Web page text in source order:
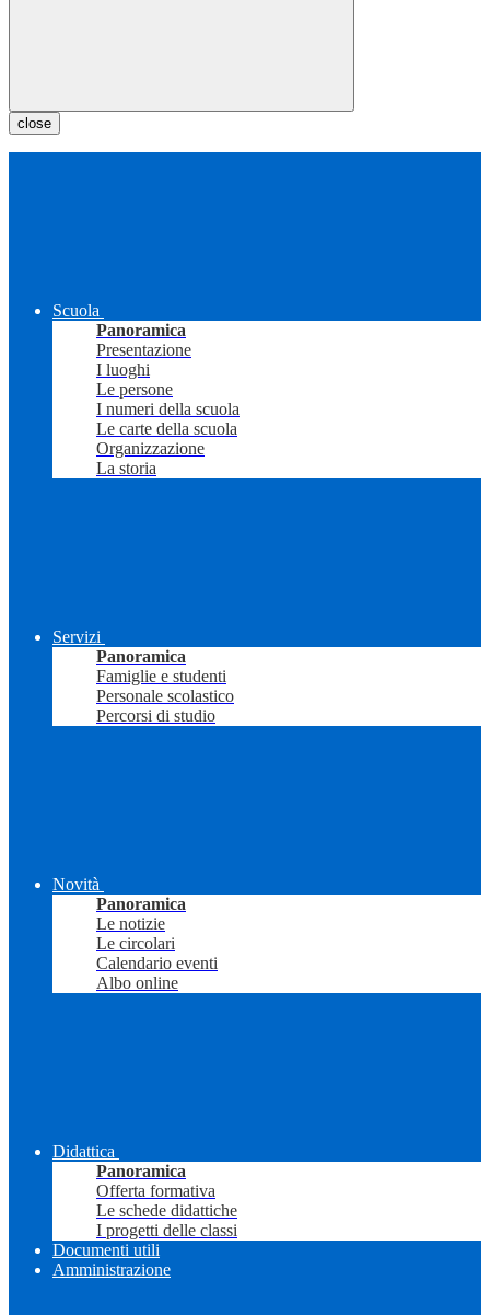
close
Scuola
Panoramica
Presentazione
I luoghi
Le persone
I numeri della scuola
Le carte della scuola
Organizzazione
La storia
Servizi
Panoramica
Famiglie e studenti
Personale scolastico
Percorsi di studio
Novità
Panoramica
Le notizie
Le circolari
Calendario eventi
Albo online
Didattica
Panoramica
Offerta formativa
Le schede didattiche
I progetti delle classi
Documenti utili
Amministrazione